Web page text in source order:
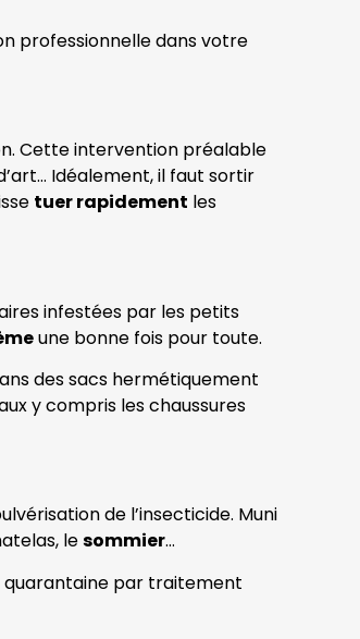
professionnelle dans votre
Cette intervention préalable
Idéalement, il faut sortir
tuer rapidement les
infestées par les petits
une bonne fois pour toute.
des sacs hermétiquement
y compris les chaussures
de l’insecticide. Muni
lesommier…
quarantaine par traitement